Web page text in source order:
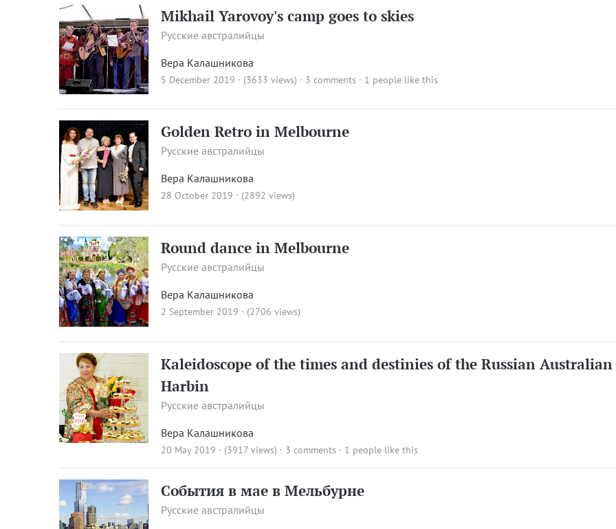
Mikhail Yarovoy's camp goes to skies
Русские австралийцы
Вера Калашникова
5 December 2019 · (3633 views) · 3 comments · 1 people like this
Golden Retro in Melbourne
Русские австралийцы
Вера Калашникова
28 October 2019 · (2892 views)
Round dance in Melbourne
Русские австралийцы
Вера Калашникова
2 September 2019 · (2706 views)
Kaleidoscope of the times and destinies of the Russian
Harbin
Русские австралийцы
Вера Калашникова
20 May 2019 · (3917 views) · 3 comments · 1 people like this
События в мае в Мельбурне
Русские австралийцы